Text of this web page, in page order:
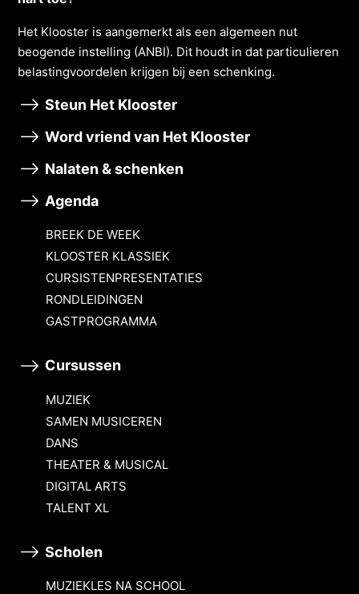
Het Klooster is aangemerkt als een algemeen nut
beogende instelling (ANBI). Dit houdt in dat particulieren
belastingvoordelen krĳgen bĳ een schenking.
Steun Het Klooster
Word vriend van Het Klooster
Nalaten & schenken
Agenda
BREEK DE WEEK
KLOOSTER KLASSIEK
CURSISTENPRESENTATIES
RONDLEIDINGEN
GASTPROGRAMMA
Cursussen
MUZIEK
SAMEN MUSICEREN
DANS
THEATER & MUSICAL
DIGITAL ARTS
TALENT XL
Scholen
MUZIEKLES NA SCHOOL